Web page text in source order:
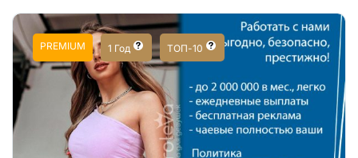
PREMIUM 1 Год ТОП-10